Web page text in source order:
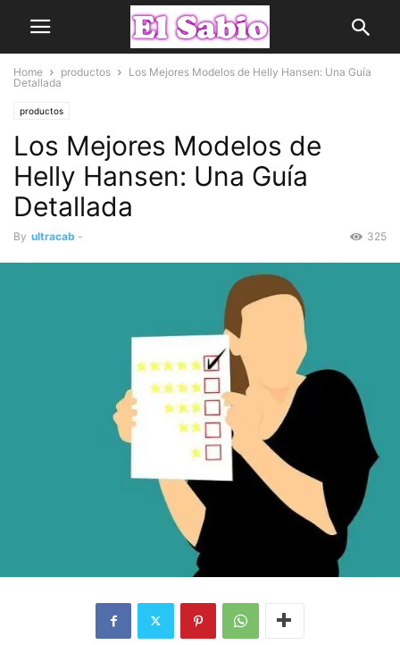
Home productos
Los Mejores Modelos de Helly Hansen: Una Guía
Detallada
productos
Los Mejores Modelos de
Helly Hansen: Una Guía
Detallada
By ultracab - 325